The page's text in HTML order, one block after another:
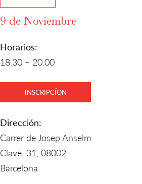
9 de Noviembre
Horarios:
18.30 – 20.00
INSCRIPCÍON
Dirección:
Carrer de Josep Anselm
Clavé, 31, 08002
Barcelona